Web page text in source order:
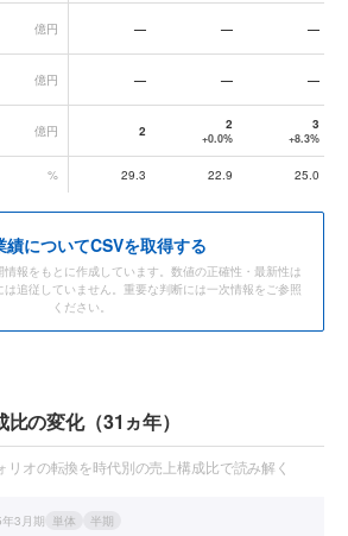
億円 — — —
億円 — — —
億円 2 2
+0.0%
3
+8.3%
% 29.3 22.9 25.0
績についてCSVを取得する
報をもとに作成しています。数値の正確性・最新性は
追従していません。重要な判断には一次情報をご参照
ください。
の変化（31ヵ年）
リオの転換を時代別の売上構成比で読み解く
3月期 単体 半期